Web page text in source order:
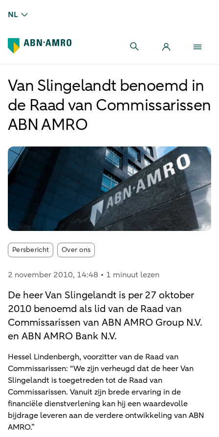
NL
Van Slingelandt benoemd in
de Raad van Commissarissen
ABN AMRO
Persbericht Article tags:
Over ons
2 november 2010, 14:48 1 minuut lezen
De heer Van Slingelandt is per 27 oktober
2010 benoemd als lid van de Raad van
Commissarissen van ABN AMRO Group N.V.
en ABN AMRO Bank N.V.
Hessel Lindenbergh, voorzitter van de Raad van
Commissarissen: “We zijn verheugd dat de heer Van
Slingelandt is toegetreden tot de Raad van
Commissarissen. Vanuit zijn brede ervaring in de
financiële dienstverlening kan hij een waardevolle
bijdrage leveren aan de verdere ontwikkeling van ABN
AMRO.”